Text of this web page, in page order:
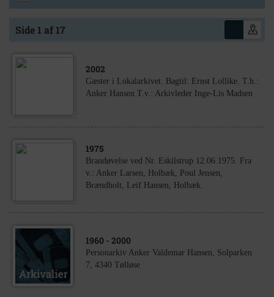
Side 1 af 17
2002
Gæster i Lokalarkivet. Bagtil: Ernst Lollike. T.h.:
Anker Hansen T.v.: Arkivleder Inge-Lis Madsen
1975
Brandøvelse ved Nr. Eskilstrup 12.06.1975. Fra
v.: Anker Larsen, Holbæk, Poul Jensen,
Brændholt, Leif Hansen, Holbæk.
1960 - 2000
Personarkiv Anker Valdemar Hansen, Solparken
7, 4340 Tølløse